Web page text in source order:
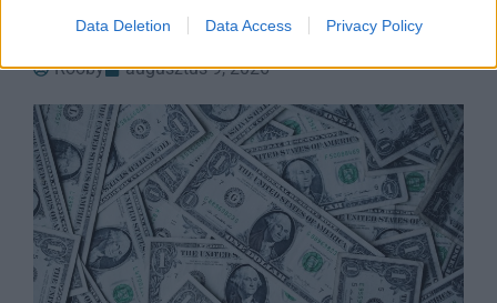
Data Deletion Data Access Privacy Policy
esetek 89%-ában nem azt kapják, amiért fizetnek. A
Kaliforniai Egyetem szakértői
Rooby
augusztus 9, 2026